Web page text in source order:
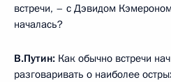
встречи, – с Дэвидом
началась?
В.Путин: Как обычно встречи
разговаривать о наиболее